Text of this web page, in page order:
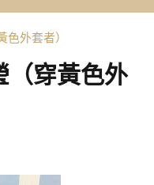
色外套者）
（穿黃色外